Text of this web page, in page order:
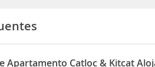
Apartamento Catloc & Kitcat